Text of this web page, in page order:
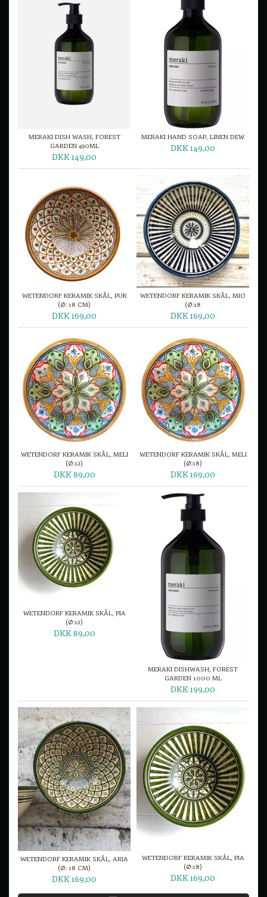
MERAKI DISH WASH, FOREST
GARDEN 490ML
DKK 149,00
MERAKI HAND SOAP, LINEN DEW
DKK 149,00
WETENDORF KERAMIK SKÅL, PUK
(Ø: 18 CM)
DKK 169,00
WETENDORF KERAMIK SKÅL, MIO
(Ø:18
DKK 169,00
WETENDORF KERAMIK SKÅL, MELI
(Ø:12)
DKK 89,00
WETENDORF KERAMIK SKÅL, MELI
(Ø:18)
DKK 169,00
WETENDORF KERAMIK SKÅL, PIA
(Ø:12)
DKK 89,00
MERAKI DISHWASH, FOREST
GARDEN 1000 ML
DKK 199,00
WETENDORF KERAMIK SKÅL, ARIA
(Ø: 18 CM)
DKK 169,00
WETENDORF KERAMIK SKÅL, PIA
(Ø:18)
DKK 169,00